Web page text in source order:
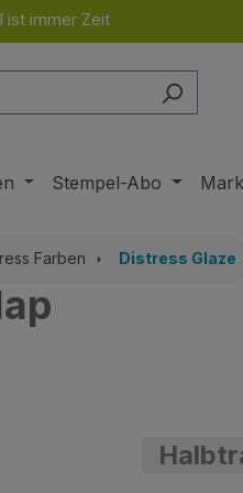
ist immer Zeit
Stempel-Abo
Farben Distress Glaze